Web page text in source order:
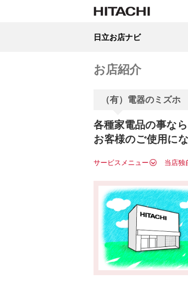
日立お店ナビ
お店紹介
（有）電器のミズホ
各種家電品の事な
お客様のご使用に
サービスメニュー 当店独